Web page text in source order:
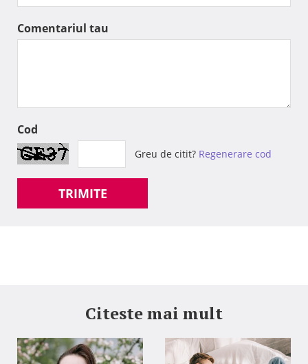
Comentariul tau
Cod
Greu de citit? Regenerare cod
TRIMITE
Citeste mai mult